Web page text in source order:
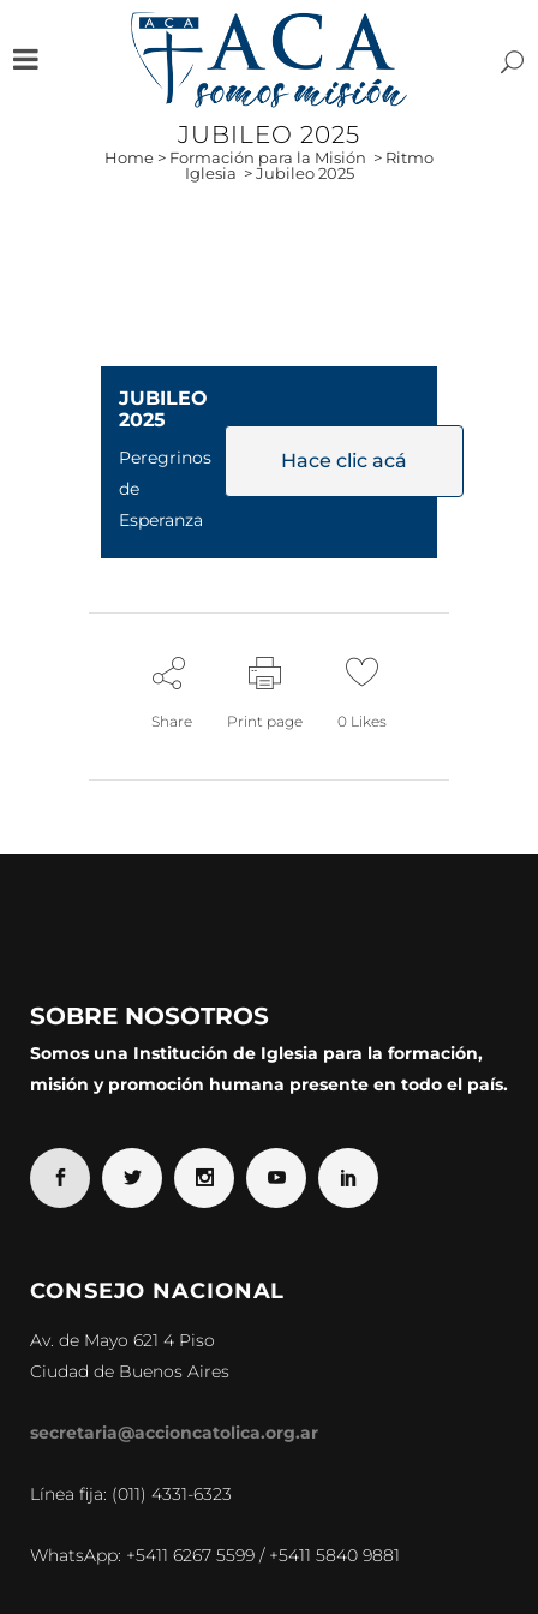
JUBILEO 2025
Home > Formación para la Misión > Ritmo
Iglesia >Jubileo 2025
JUBILEO
2025
Peregrinos
de
Esperanza
Hace clic acá
Share Print page 0 Likes
SOBRE NOSOTROS
Somos una Institución de Iglesia para la formación,
misión y promoción humana presente en todo el país.
CONSEJO NACIONAL
Av. de Mayo 621 4 Piso
Ciudad de Buenos Aires
secretaria@accioncatolica.org.ar
Línea fija: (011) 4331-6323
WhatsApp: +5411 6267 5599 / +5411 5840 9881